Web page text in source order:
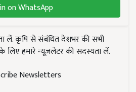
on WhatsApp
लें. कृषि से संबंधित देशभर की सभी
हमारे न्यूज़लेटर की सदस्यता लें.
Newsletters